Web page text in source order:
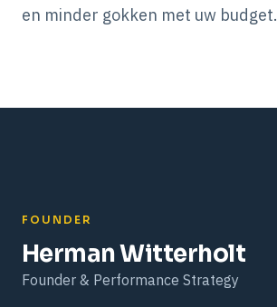
en minder gokken met uw budget.
FOUNDER
Herman Witterholt
Founder & Performance Strategy